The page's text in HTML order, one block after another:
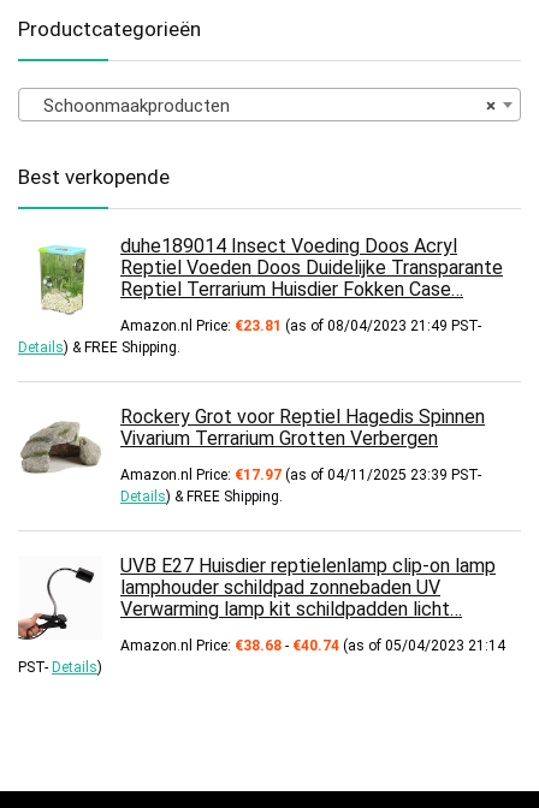
Productcategorieën
×
Schoonmaakproducten
Best verkopende
duhe189014 Insect Voeding Doos Acryl
Reptiel Voeden Doos Duidelijke Transparante
Reptiel Terrarium Huisdier Fokken Case…
Amazon.nl Price: €23.81 (as of 08/04/2023 21:49 PST-
Details) & FREE Shipping
Rockery Grot voor Reptiel Hagedis Spinnen
Vivarium Terrarium Grotten Verbergen
Amazon.nl Price: €17.97 (as of 04/11/2025 23:39 PST-
Details) & FREE Shipping
UVB E27 Huisdier reptielenlamp clip-on lamp
lamphouder schildpad zonnebaden UV
Verwarming lamp kit schildpadden licht…
Amazon.nl Price: €38.68 - €40.74 Prijsklasse:
€38.68
(as of 05/04/2023 21:14
PST- Details)